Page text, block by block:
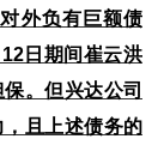
外负有巨额债
日期间崔云洪
。但兴达公司
且上述债务的